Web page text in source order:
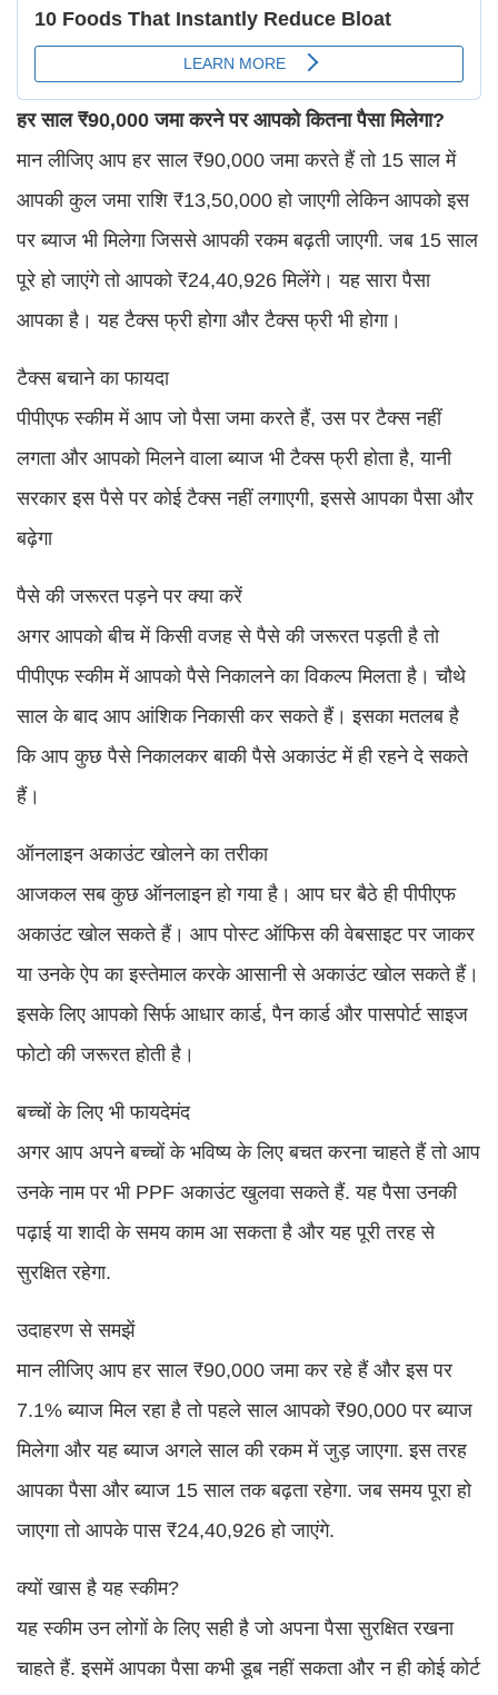
हर साल ₹90,000 जमा करने पर आपको कितना पैसा मिलेगा?
मान लीजिए आप हर साल ₹90,000 जमा करते हैं तो 15 साल में
आपकी कुल जमा राशि ₹13,50,000 हो जाएगी लेकिन आपको इस
पर ब्याज भी मिलेगा जिससे आपकी रकम बढ़ती जाएगी. जब 15 साल
पूरे हो जाएंगे तो आपको ₹24,40,926 मिलेंगे। यह सारा पैसा
आपका है। यह टैक्स फ्री होगा और टैक्स फ्री भी होगा।
टैक्स बचाने का फायदा
पीपीएफ स्कीम में आप जो पैसा जमा करते हैं, उस पर टैक्स नहीं
लगता और आपको मिलने वाला ब्याज भी टैक्स फ्री होता है, यानी
सरकार इस पैसे पर कोई टैक्स नहीं लगाएगी, इससे आपका पैसा और
बढ़ेगा
पैसे की जरूरत पड़ने पर क्या करें
अगर आपको बीच में किसी वजह से पैसे की जरूरत पड़ती है तो
पीपीएफ स्कीम में आपको पैसे निकालने का विकल्प मिलता है। चौथे
साल के बाद आप आंशिक निकासी कर सकते हैं। इसका मतलब है
कि आप कुछ पैसे निकालकर बाकी पैसे अकाउंट में ही रहने दे सकते
हैं।
ऑनलाइन अकाउंट खोलने का तरीका
आजकल सब कुछ ऑनलाइन हो गया है। आप घर बैठे ही पीपीएफ
अकाउंट खोल सकते हैं। आप पोस्ट ऑफिस की वेबसाइट पर जाकर
या उनके ऐप का इस्तेमाल करके आसानी से अकाउंट खोल सकते हैं।
इसके लिए आपको सिर्फ आधार कार्ड, पैन कार्ड और पासपोर्ट साइज
फोटो की जरूरत होती है।
बच्चों के लिए भी फायदेमंद
अगर आप अपने बच्चों के भविष्य के लिए बचत करना चाहते हैं तो आप
उनके नाम पर भी PPF अकाउंट खुलवा सकते हैं. यह पैसा उनकी
पढ़ाई या शादी के समय काम आ सकता है और यह पूरी तरह से
सुरक्षित रहेगा.
उदाहरण से समझें
मान लीजिए आप हर साल ₹90,000 जमा कर रहे हैं और इस पर
7.1% ब्याज मिल रहा है तो पहले साल आपको ₹90,000 पर ब्याज
मिलेगा और यह ब्याज अगले साल की रकम में जुड़ जाएगा. इस तरह
आपका पैसा और ब्याज 15 साल तक बढ़ता रहेगा. जब समय पूरा हो
जाएगा तो आपके पास ₹24,40,926 हो जाएंगे.
क्यों खास है यह स्कीम?
यह स्कीम उन लोगों के लिए सही है जो अपना पैसा सुरक्षित रखना
चाहते हैं. इसमें आपका पैसा कभी डूब नहीं सकता और न ही कोई कोर्ट